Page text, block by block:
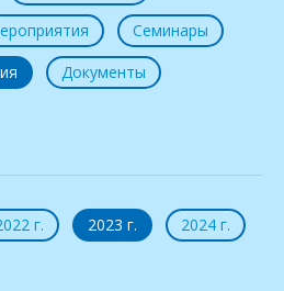
Семинары
Документы
г. 2023 г.
2024 г.